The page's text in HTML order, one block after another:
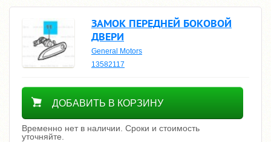
ЗАМОК ПЕРЕДНЕЙ БОКОВОЙ
ДВЕРИ
General Motors
13582117
Уточнить цену
ДОБАВИТЬ В КОРЗИНУ
Временно нет в наличии. Сроки и стоимость
уточняйте.